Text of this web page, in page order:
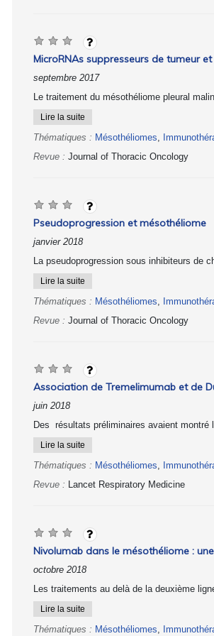
MicroRNAs suppresseurs de tumeur
septembre 2017
Le traitement du mésothéliome pleural
Lire la suite
Thématiques : Mésothéliomes
Revue : Journal of Thoracic Oncology
Pseudoprogression et mésothéliome
janvier 2018
La pseudoprogression sous inhibiteurs de
Lire la suite
Thématiques : Mésothéliomes
Revue : Journal of Thoracic Oncology
Association de Tremelimumab et de
juin 2018
Des résultats préliminaires avaient montré
Lire la suite
Thématiques : Mésothéliomes
Revue : Lancet Respiratory Medicine
Nivolumab dans le mésothéliome :
octobre 2018
Les traitements au delà de la deuxième
Lire la suite
Thématiques : Mésothéliomes